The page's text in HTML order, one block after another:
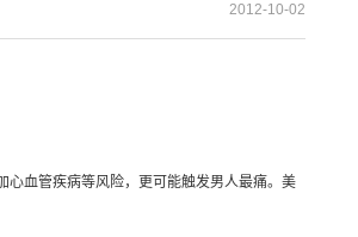
2012-10-02
心血管疾病等风险，更可能触发男人最痛。美